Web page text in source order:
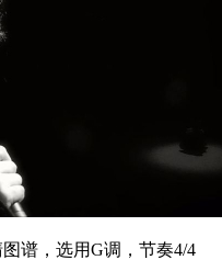
谱，选用G调，节奏4/4